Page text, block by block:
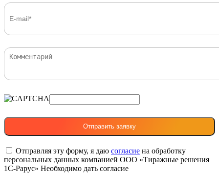
Отправляя эту форму, я даю согласие на обработку
персональных данных компанией ООО «Тиражные решения
1С-Рарус» Необходимо дать согласие